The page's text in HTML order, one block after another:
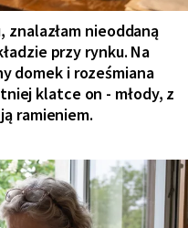
znalazłam nieoddaną
przy rynku. Na
domek i roześmiana
klatce on - młody, z
ramieniem.